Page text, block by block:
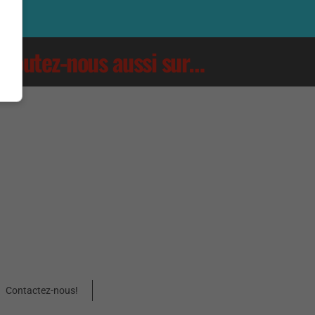
Écoutez-nous aussi sur…
Contactez-nous!